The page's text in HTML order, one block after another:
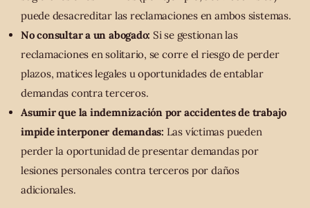
puede desacreditar las reclamaciones en ambos sistemas.
No consultar a un abogado: Si se gestionan las
reclamaciones en solitario, se corre el riesgo de perder
plazos, matices legales u oportunidades de entablar
demandas contra terceros.
Asumir que la indemnización por accidentes de trabajo
impide interponer demandas: Las víctimas pueden
perder la oportunidad de presentar demandas por
lesiones personales contra terceros por daños
adicionales.